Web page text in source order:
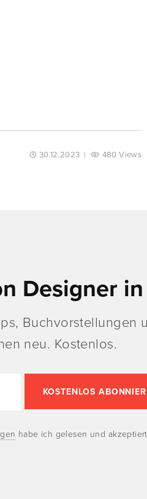
30.12.2023 | 480 Views
Designer
Buchvorstellungen
neu. Kostenlos.
habe ich gelesen und